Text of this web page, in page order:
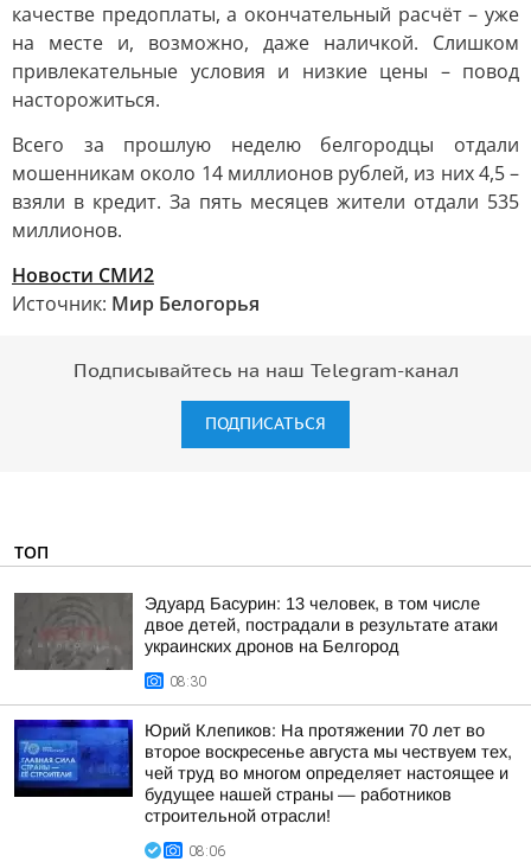
качестве предоплаты, а окончательный расчёт – уже
на месте и, возможно, даже наличкой. Слишком
привлекательные условия и низкие цены – повод
насторожиться.
Всего за прошлую неделю белгородцы отдали
мошенникам около 14 миллионов рублей, из них 4,5 –
взяли в кредит. За пять месяцев жители отдали 535
миллионов.
Новости СМИ2
Источник: Мир Белогорья
Подписывайтесь на наш Telegram-канал
ПОДПИСАТЬСЯ
ТОП
Эдуард Басурин: 13 человек, в том числе
двое детей, пострадали в результате атаки
украинских дронов на Белгород
08:30
Юрий Клепиков: На протяжении 70 лет во
второе воскресенье августа мы чествуем тех,
чей труд во многом определяет настоящее и
будущее нашей страны — работников
строительной отрасли!
08:06